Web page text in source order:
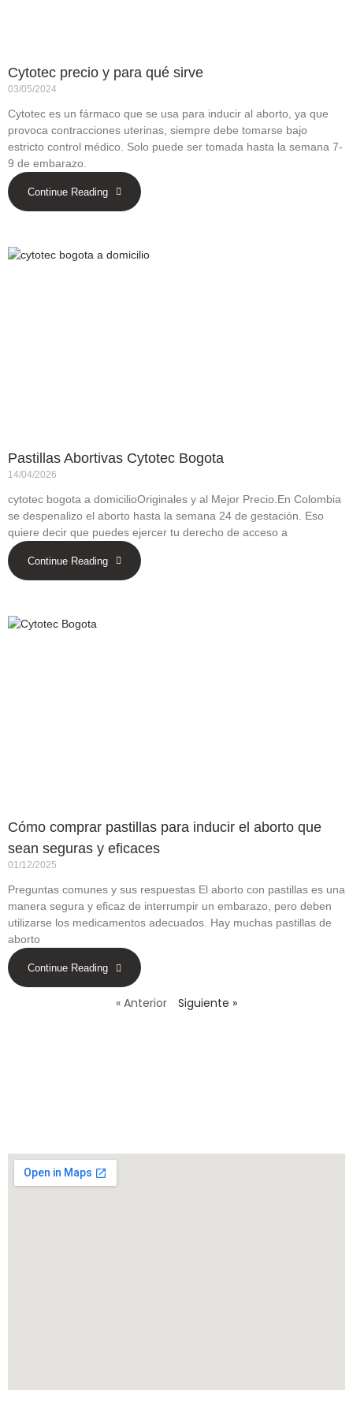
Cytotec precio y para qué sirve
03/05/2024
Cytotec es un fármaco que se usa para inducir al aborto, ya que
provoca contracciones uterinas, siempre debe tomarse bajo
estricto control médico. Solo puede ser tomada hasta la semana 7-
9 de embarazo.
Continue Reading
Pastillas Abortivas Cytotec Bogota
14/04/2026
cytotec bogota a domicilioOriginales y al Mejor Precio.En Colombia
se despenalizo el aborto hasta la semana 24 de gestación. Eso
quiere decir que puedes ejercer tu derecho de acceso a
Continue Reading
Cómo comprar pastillas para inducir el aborto que
sean seguras y eficaces
01/12/2025
Preguntas comunes y sus respuestas El aborto con pastillas es una
manera segura y eficaz de interrumpir un embarazo, pero deben
utilizarse los medicamentos adecuados. Hay muchas pastillas de
aborto
Continue Reading
« Anterior Siguiente »